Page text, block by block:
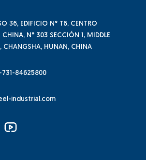
36, EDIFICIO N° T6, CENTRO
CHINA, N° 303 SECCIÓN 1, MIDDLE
CHANGSHA, HUNAN, CHINA
731-84625800
industrial.com